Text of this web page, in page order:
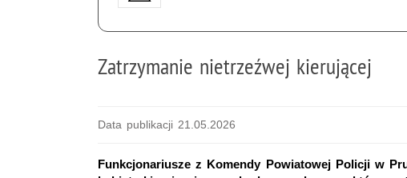
Zatrzymanie nietrzeźwej kierującej
Data publikacji 21.05.2026
Funkcjonariusze z Komendy Powiatowej Policji w